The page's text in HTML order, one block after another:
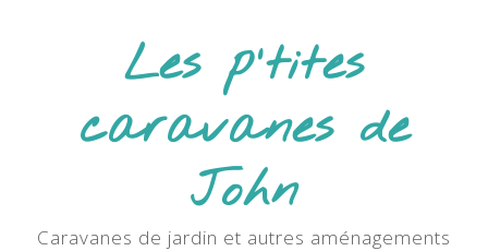
Les p'tites
caravanes de
John
Caravanes de jardin et autres aménagements